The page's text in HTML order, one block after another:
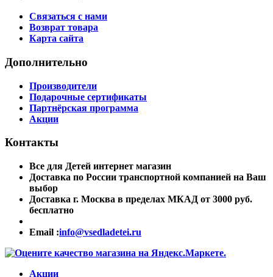
Связаться с нами
Возврат товара
Карта сайта
Дополнительно
Производители
Подарочные сертификаты
Партнёрская программа
Акции
Контакты
Все для Детей интернет магазин
Доставка по России транспортной компанией на Ваш
выбор
Доставка г. Москва в пределах МКАД от 3000 руб.
бесплатно
Email :info@vsedladetei.ru
Акции